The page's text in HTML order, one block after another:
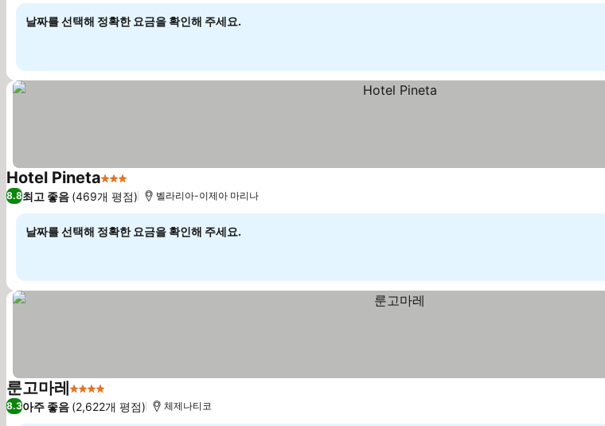
날짜를 선택해 정확한 요금을 확인해 주세요.
Hotel Pineta3 성급 요금 보기
8.8최고 좋음 (469개 평점) 벨라리아-이제아 마리나
날짜를 선택해 정확한 요금을 확인해 주세요.
룬고마레4 성급 요금 보기
8.3아주 좋음 (2,622개 평점) 체제나티코